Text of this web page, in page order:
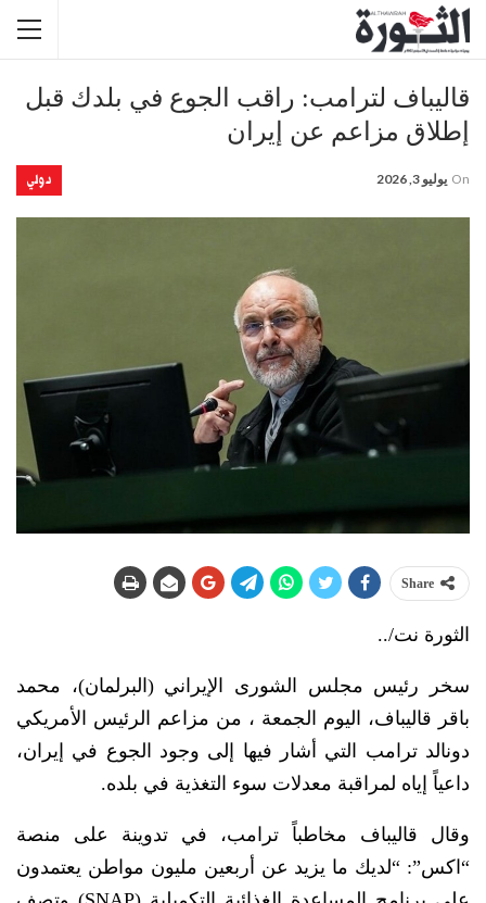
قاليباف لترامب: راقب الجوع في بلدك قبل
إطلاق مزاعم عن إيران
دولي On يوليو 3, 2026
Share
الثورة نت/..
سخر رئيس مجلس الشورى الإيراني (البرلمان)، محمد
باقر قاليباف، اليوم الجمعة ، من مزاعم الرئيس الأمريكي
دونالد ترامب التي أشار فيها إلى وجود الجوع في إيران،
داعياً إياه لمراقبة معدلات سوء التغذية في بلده.
وقال قاليباف مخاطباً ترامب، في تدوينة على منصة
“اكس”: “لديك ما يزيد عن أربعين مليون مواطن يعتمدون